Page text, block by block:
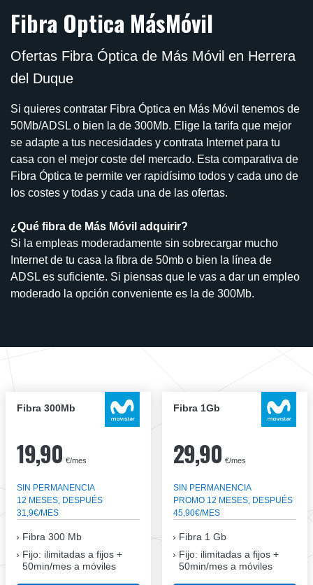
Fibra Optica MásMóvil
Ofertas Fibra Óptica de Más Móvil en Herrera
del Duque
Si quieres contratar Fibra Óptica en Más Móvil tenemos de
50Mb/ADSL o bien la de 300Mb. Elige la tarifa que mejor
se adapte a tus necesidades y contrata Internet para tu
casa con el mejor coste del mercado. Esta comparativa de
Fibra Óptica te permite ver rapidísimo todos y cada uno de
los costes y todas y cada una de las ofertas.
¿Qué fibra de Más Móvil adquirir?
Si la empleas moderadamente sin sobrecargar mucho
Internet de tu casa la fibra de 50mb o bien la línea de
ADSL es suficiente. Si piensas que le vas a dar un empleo
moderado la opción conveniente es la de 300Mb.
Fibra 300Mb
19,90 €/mes
SIN PERMANENCIA
12 MESES, DESPUÉS
31,9€/MES
Fibra 300 Mb
Fijo: ilimitadas a fijos +
50min/mes a móviles
Fibra 1Gb
29,90 €/mes
SIN PERMANENCIA
PROMO 12 MESES, DESPUÉS
45,90€/MES
Fibra 1 Gb
Fijo: ilimitadas a fijos +
50min/mes a móviles